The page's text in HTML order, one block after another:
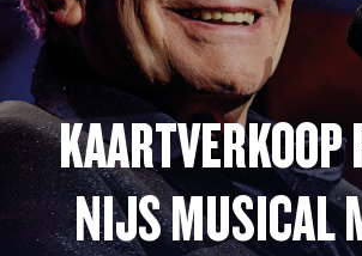
KAARTVERKOOP
NIJS MUSICAL